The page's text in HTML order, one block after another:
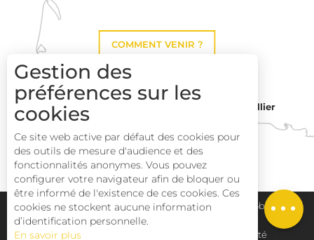
Description
COMMENT VENIR ?
Montpellier
Perpignan
Plan du site Pays Haut Languedoc et Vignobles
Mentions légales Déclaration d'accessibilité
Gestion des
préférences sur les
cookies
Ce site web active par défaut des cookies pour
des outils de mesure d'audience et des
fonctionnalités anonymes. Vous pouvez
configurer votre navigateur afin de bloquer ou
être informé de l'existence de ces cookies. Ces
cookies ne stockent aucune information
d’identification personnelle.
En savoir plus